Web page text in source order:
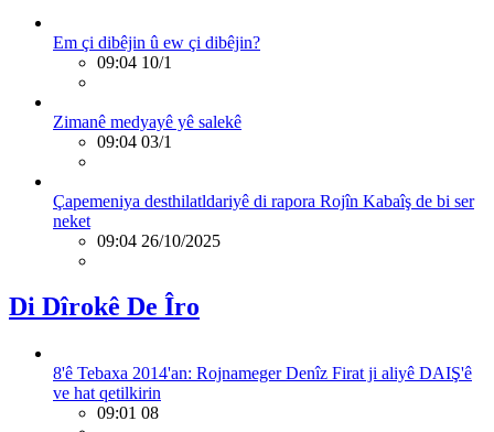
Em çi dibêjin û ew çi dibêjin?
09:04 10/1
Zimanê medyayê yê salekê
09:04 03/1
Çapemeniya desthilatldariyê di rapora Rojîn Kabaîş de bi ser
neket
09:04 26/10/2025
Di Dîrokê De Îro
8'ê Tebaxa 2014'an: Rojnameger Denîz Firat ji aliyê DAIŞ'ê
ve hat qetilkirin
09:01 08